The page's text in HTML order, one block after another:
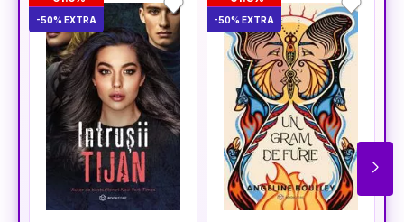
-50% EXTRA -50% EXTRA